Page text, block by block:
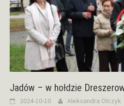
Jadów – w hołdzie
2024-10-10 Aleksandra Olczyk